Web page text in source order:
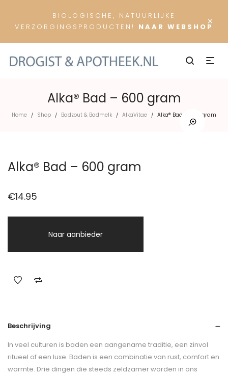
×
BIOLOGISCHE, NATUURLIJKE
VERZORGINGSPRODUCTEN! NAAR WEBSHOP
Alka® Bad – 600 gram
Home / Shop / Badzout & Badmelk / AlkaVitae / Alka® Bad – 600 gram
Alka® Bad – 600 gram
€14.95
Naar aanbieder
Beschrijving
In veel culturen is baden een aangename traditie, een zinvol
ritueel of een luxe. Baden is een combinatie van rust, comfort en
warmte. Drie dingen die steeds zeldzamer worden in ons